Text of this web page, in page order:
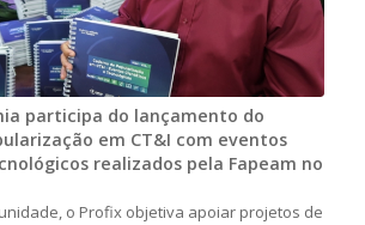
participa do lançamento do
em CT&I com eventos
realizados pela Fapeam no
o Profix objetiva apoiar projetos de